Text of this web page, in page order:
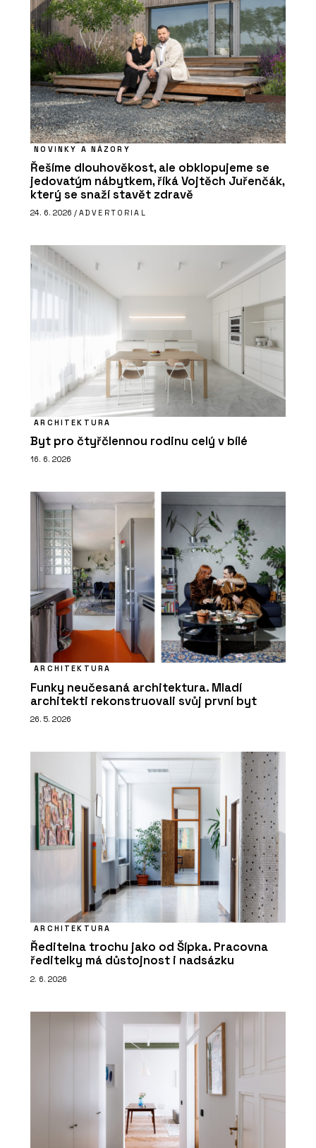
NOVINKY A NÁZORY
Řešíme dlouhověkost, ale obklopujeme se
jedovatým nábytkem, říká Vojtěch Juřenčák,
který se snaží stavět zdravě
24. 6. 2026 / ADVERTORIAL
ARCHITEKTURA
Byt pro čtyřčlennou rodinu celý v bílé
16. 6. 2026
ARCHITEKTURA
Funky neučesaná architektura. Mladí
architekti rekonstruovali svůj první byt
26. 5. 2026
ARCHITEKTURA
Ředitelna trochu jako od Šípka. Pracovna
ředitelky má důstojnost i nadsázku
2. 6. 2026